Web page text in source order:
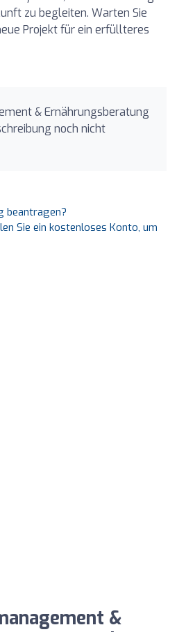
zu begleiten. Warten Sie
Projekt für ein erfüllteres
& Ernährungsberatung
noch nicht
beantragen?
Sie ein kostenloses Konto, um
&